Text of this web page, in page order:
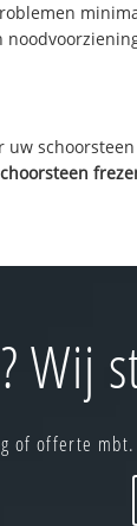
Wij
of offerte mbt.